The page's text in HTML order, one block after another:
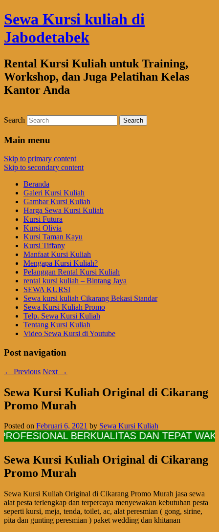
Sewa Kursi kuliah di
Jabodetabek
Rental Kursi Kuliah untuk Training,
Workshop, dan Juga Pelatihan Kelas
Kantor Anda
Search
Main menu
Skip to primary content
Skip to secondary content
Beranda
Galeri Kursi Kuliah
Gambar Kursi Kuliah
Harga Sewa Kursi Kuliah
Kursi Futura
Kursi Olivia
Kursi Taman Kayu
Kursi Tiffany
Manfaat Kursi Kuliah
Mengapa Kursi Kuliah?
Pelanggan Rental Kursi Kuliah
rental kursi kuliah – Bintang Jaya
SEWA KURSI
Sewa kursi kuliah Cikarang Bekasi Standar
Sewa Kursi Kuliah Promo
Telp. Sewa Kursi Kuliah
Tentang Kursi Kuliah
Video Sewa Kursi di Youtube
Post navigation
← Previous Next →
Sewa Kursi Kuliah Original di Cikarang
Promo Murah
Posted on Februari 6, 2021 by Sewa Kursi Kuliah
BERKUALITAS DAN TEPAT
Sewa Kursi Kuliah Original di Cikarang
Promo Murah
Sewa Kursi Kuliah Original di Cikarang Promo Murah jasa sewa
alat pesta terlengkap dan terpercaya menyewakan kebutuhan pesta
seperti kursi, meja, tenda, toilet, ac, alat peresmian ( gong, sirine,
pita dan gunting peresmian ) paket wedding dan khitanan